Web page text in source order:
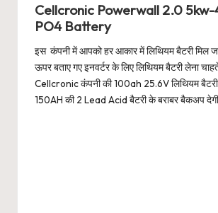
Cellcronic Powerwall 2.0
PO4 Battery
इस कंपनी में आपको हर आकार में लिथियम बैटरी मिल
ऊपर बताए गए इनवर्टर के लिए लिथियम बैटरी लेना
Cellcronic कंपनी की 100ah 25.6V लिथियम
150AH की 2 Lead Acid बैटरी के बराबर बैकअप